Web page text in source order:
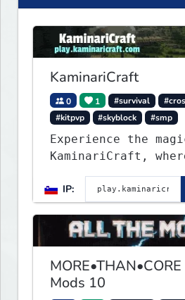
KaminariCraft
0 1 #survival
#kitpvp
#skyblock #smp
Experience the
KaminariCraft,
innovation meets
the world of
server offers a
immersive
Java and Bedrock
IP:
Mods 10